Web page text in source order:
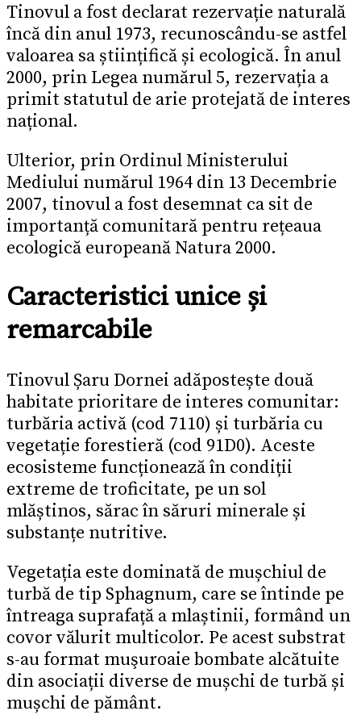
Tinovul a fost declarat rezervație naturală
încă din anul 1973, recunoscându-se astfel
valoarea sa științifică și ecologică. În anul
2000, prin Legea numărul 5, rezervația a
primit statutul de arie protejată de interes
național.
Ulterior, prin Ordinul Ministerului
Mediului numărul 1964 din 13 Decembrie
2007, tinovul a fost desemnat ca sit de
importanță comunitară pentru rețeaua
ecologică europeană Natura 2000.
Caracteristici unice și
remarcabile
Tinovul Șaru Dornei adăpostește două
habitate prioritare de interes comunitar:
turbăria activă (cod 7110) și turbăria cu
vegetație forestieră (cod 91D0). Aceste
ecosisteme funcționează în condiții
extreme de troficitate, pe un sol
mlăștinos, sărac în săruri minerale și
substanțe nutritive.
Vegetația este dominată de mușchiul de
turbă de tip Sphagnum, care se întinde pe
întreaga suprafață a mlaștinii, formând un
covor vălurit multicolor. Pe acest substrat
s-au format muşuroaie bombate alcătuite
din asociații diverse de mușchi de turbă și
mușchi de pământ.